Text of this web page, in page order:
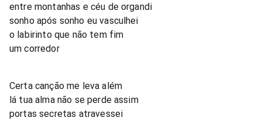
entre montanhas e céu de organdi
sonho após sonho eu vasculhei
o labirinto que não tem fim
um corredor
Certa canção me leva além
lá tua alma não se perde assim
portas secretas atravessei